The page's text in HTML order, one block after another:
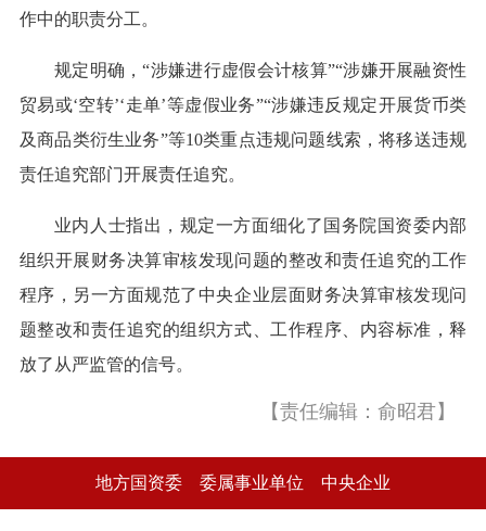
作中的职责分工。
规定明确，“涉嫌进行虚假会计核算”“涉嫌开展融资性
贸易或‘空转’‘走单’等虚假业务”“涉嫌违反规定开展货币类
及商品类衍生业务”等10类重点违规问题线索，将移送违规
责任追究部门开展责任追究。
业内人士指出，规定一方面细化了国务院国资委内部
组织开展财务决算审核发现问题的整改和责任追究的工作
程序，另一方面规范了中央企业层面财务决算审核发现问
题整改和责任追究的组织方式、工作程序、内容标准，释
放了从严监管的信号。
【责任编辑：俞昭君】
地方国资委 委属事业单位 中央企业